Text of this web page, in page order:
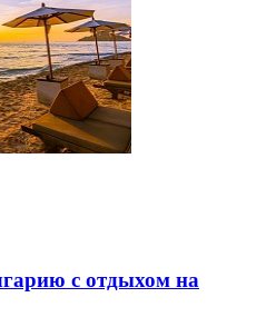
с отдыхом на